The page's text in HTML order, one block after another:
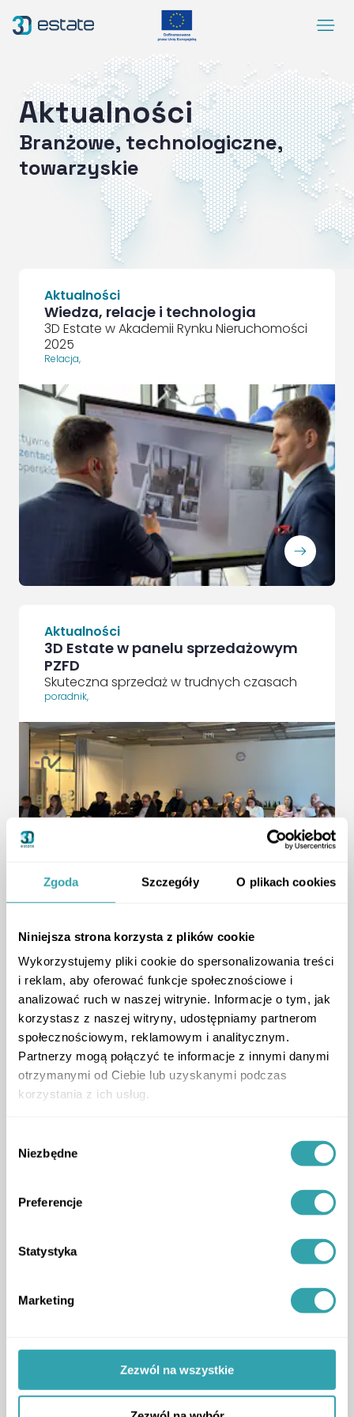
Zgoda Szczegóły O plikach cookies
Niniejsza strona korzysta z plików cookie
Wykorzystujemy pliki cookie do spersonalizowania treści
i reklam, aby oferować funkcje społecznościowe i
analizować ruch w naszej witrynie. Informacje o tym, jak
korzystasz z naszej witryny, udostępniamy partnerom
społecznościowym, reklamowym i analitycznym.
Partnerzy mogą połączyć te informacje z innymi danymi
otrzymanymi od Ciebie lub uzyskanymi podczas
korzystania z ich usług.
zgody
Niezbędne
Preferencje
Statystyka
Marketing
Zezwól na wszystkie
Menu
Rozwiązania
Case Study
O nas
Kontakt
DEMO
Aktualności
Branżowe, technologiczne,
towarzyskie
Aktualności
Wiedza, relacje i technologia
3D Estate w Akademii Rynku Nieruchomości
2025
Relacja,
ArrowRightLong
Aktualności
3D Estate w panelu sprzedażowym
PZFD
Skuteczna sprzedaż w trudnych czasach
poradnik,
ArrowRightLong
Aktualności
3D Estate na MIPIM 2025
Najważniejsze wydarzenie branży
nieruchomości
Relacja,